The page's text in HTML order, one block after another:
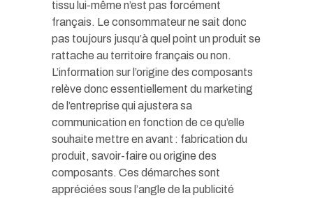
tissu lui-même n’est pas forcément
français. Le consommateur ne sait donc
pas toujours jusqu’à quel point un produit se
rattache au territoire français ou non.
L’information sur l’origine des composants
relève donc essentiellement du marketing
de l’entreprise qui ajustera sa
communication en fonction de ce qu’elle
souhaite mettre en avant : fabrication du
produit, savoir-faire ou origine des
composants. Ces démarches sont
appréciées sous l’angle de la publicité